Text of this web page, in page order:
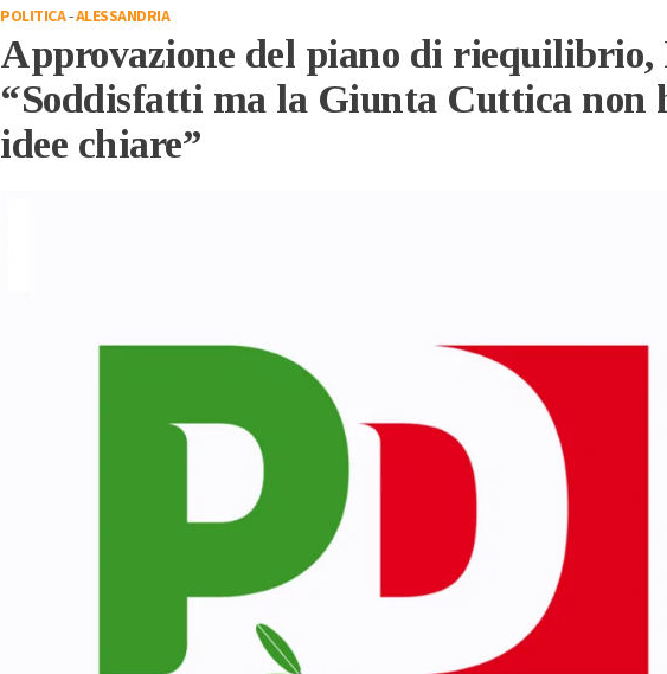
POLITICA-ALESSANDRIA
Approvazione del piano di riequilibrio,
“Soddisfatti ma la Giunta Cuttica non
idee chiare”